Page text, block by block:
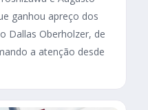
ganhou apreço dos
Dallas Oberholzer, de
a atenção desde